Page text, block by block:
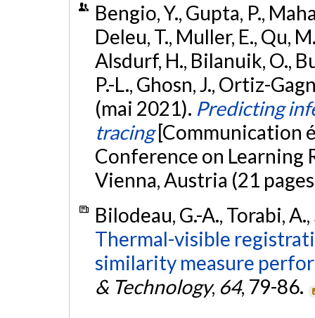
Bengio, Y., Gupta, P.,
Deleu, T., Muller, E., Qu,
Alsdurf, H., Bilanuik, O.,
P.-L., Ghosn, J., Ortiz-
(mai 2021). Predicting
tracing [Communication
Conference on Learning
Vienna, Austria (21
Bilodeau, G.-A., Torabi,
Thermal-visible
similarity measure
& Technology, 64, 79-86.